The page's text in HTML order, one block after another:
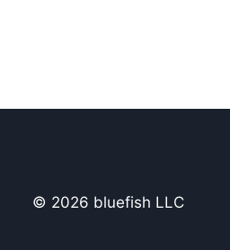
© 2026 bluefish LLC